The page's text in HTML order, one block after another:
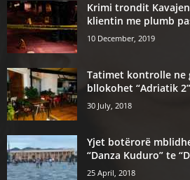
Krimi trondit
klientin me plumb
10 December, 2019
Tatimet kontrolle ne
bllokohet “Adriatik 2”
30 July, 2018
Yjet botërorë
“Danza Kuduro” te
25 April, 2018